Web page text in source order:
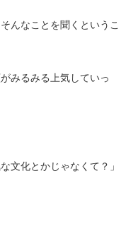
んなことを聞くというこ
みるみる上気していっ
文化とかじゃなくて？」